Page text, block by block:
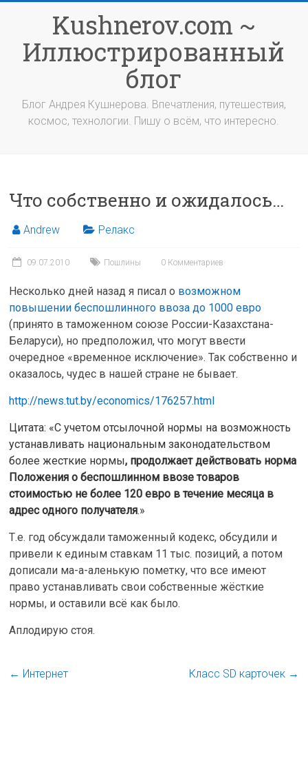
содержимомуKushnerov.com ~
Иллюстрированный
блог
Блог Андрея Кушнерова. Впечатления, путешествия,
космос, технологии. Пишу о всём, что интересно.
Что собственно и ожидалось…
Andrew Релакс
09.07.2010 Пошлины 0 Комментариев
Несколько дней назад я писал о возможном
повышении беспошлинного ввоза до 1000 евро
(принято в таможенном союзе России-Казахстана-
Беларуси), но предположил, что могут ввести
очередное «временное исключение». Так собственно и
оказалось, чудес в нашей стране не бывает.
http://news.tut.by/economics/176257.html
Цитата: «С учетом отсылочной нормы на возможность
устанавливать национальным законодательством
более жесткие нормы, продолжает действовать норма
Положения о беспошлинном ввозе товаров
стоимостью не более 120 евро в течение месяца в
адрес одного получателя.»
Т.е. год обсуждали таможенный кодекс, обсудили и
привели к единым ставкам 11 тыс. позиций, а потом
дописали ма-а-аленькую пометку, что все имеют
право устанавливать свои собственные жёсткие
нормы, и оставили всё как было.
Аплодирую стоя.
← Интернет Класс SD карточек →